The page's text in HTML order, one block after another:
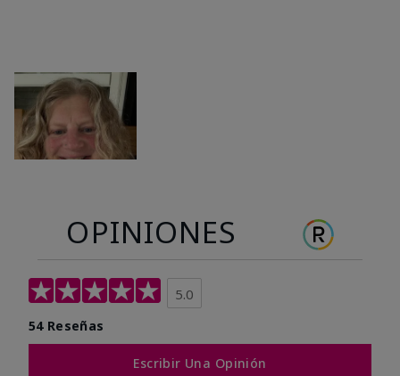
OPINIONES
5.0
54 Reseñas
Escribir Una Opinión